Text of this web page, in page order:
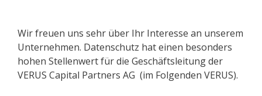
Wir freuen uns sehr über Ihr Interesse an unserem
Unternehmen. Datenschutz hat einen besonders
hohen Stellenwert für die Geschäftsleitung der
VERUS Capital Partners AG (im Folgenden VERUS).